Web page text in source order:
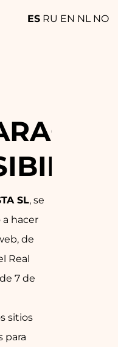
SL, se
hacer
de
Real
7 de
sitios
para
ES RU EN NL NO